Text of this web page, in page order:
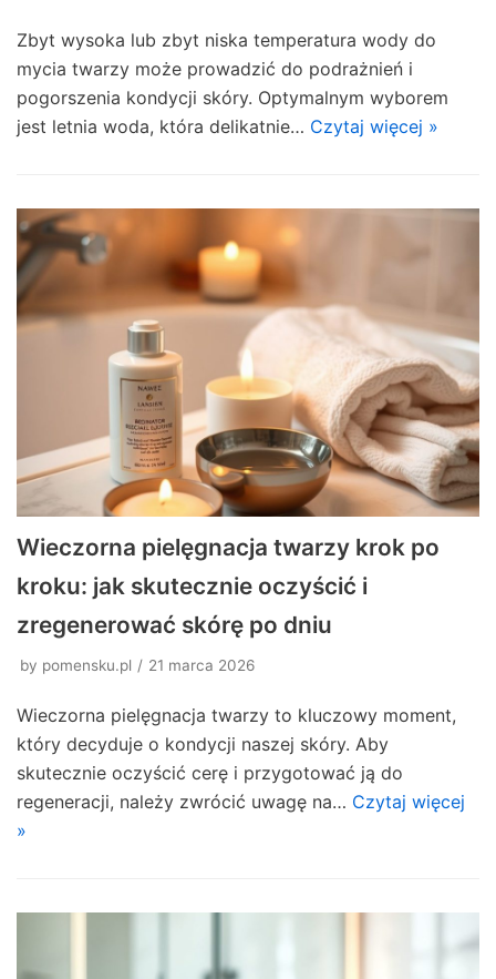
Zbyt wysoka lub zbyt niska temperatura wody do
mycia twarzy może prowadzić do podrażnień i
pogorszenia kondycji skóry. Optymalnym wyborem
jest letnia woda, która delikatnie… Czytaj więcej »
Wieczorna pielęgnacja twarzy krok po
kroku: jak skutecznie oczyścić i
zregenerować skórę po dniu
by pomensku.pl 21 marca 2026
Wieczorna pielęgnacja twarzy to kluczowy moment,
który decyduje o kondycji naszej skóry. Aby
skutecznie oczyścić cerę i przygotować ją do
regeneracji, należy zwrócić uwagę na… Czytaj więcej
»